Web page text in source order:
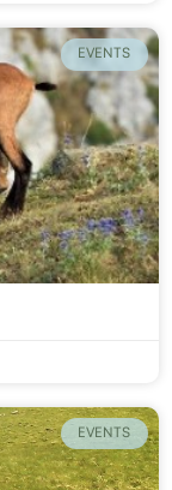
EVENTS
EVENTS